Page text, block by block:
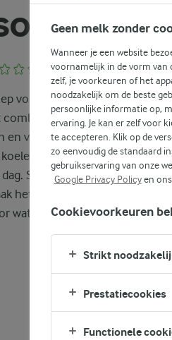
(0)
vol frisse
combineert
en verse munt,
avond als
Serveer
het extra
wat extra
Geen melk zonder
Wanneer je een website
voornamelijk in de vorm van
zelf, je voorkeuren of het
noodzakelijk om de beste
persoonlijke informatie op,
ervaring. Je kan er zelf voor
te accepteren. Klik op de
zo eenvoudig de standaard
gebruikservaring van onze
Google Privacy Policyen ons
Cookievoorkeuren
Strikt
Prestatiecookies
Functionele